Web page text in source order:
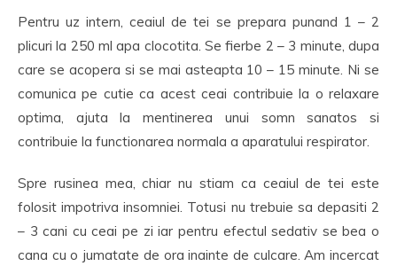
Pentru uz intern, ceaiul de tei se prepara punand 1 – 2
plicuri la 250 ml apa clocotita. Se fierbe 2 – 3 minute, dupa
care se acopera si se mai asteapta 10 – 15 minute. Ni se
comunica pe cutie ca acest ceai contribuie la o relaxare
optima, ajuta la mentinerea unui somn sanatos si
contribuie la functionarea normala a aparatului respirator.
Spre rusinea mea, chiar nu stiam ca ceaiul de tei este
folosit impotriva insomniei. Totusi nu trebuie sa depasiti 2
– 3 cani cu ceai pe zi iar pentru efectul sedativ se bea o
cana cu o jumatate de ora inainte de culcare. Am incercat